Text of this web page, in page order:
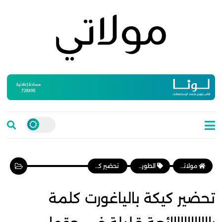
مولاتي موقع نسائي مغربي يهتم بالمرأة المغربية، وأخبار الأسرة و المجتمع الطورطات والكيك تحضير كيكة بالياغورت كلمة راااااااااااائعة قليلة في حقها
تحضير كيكة بالياغورت كلمة